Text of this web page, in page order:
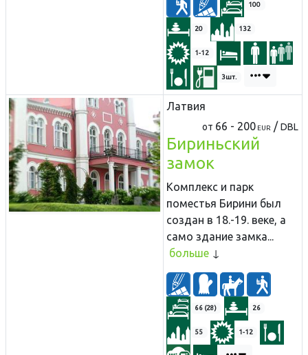
100
20 132
1-12
3шт.
Латвия
от 66 - 200 EUR /DBL
Бириньский
замок
Комплекс и парк
поместья Бирини был
создан в 18.-19. веке, а
само здание замка...
больше
66 (28) 26
55 1-12